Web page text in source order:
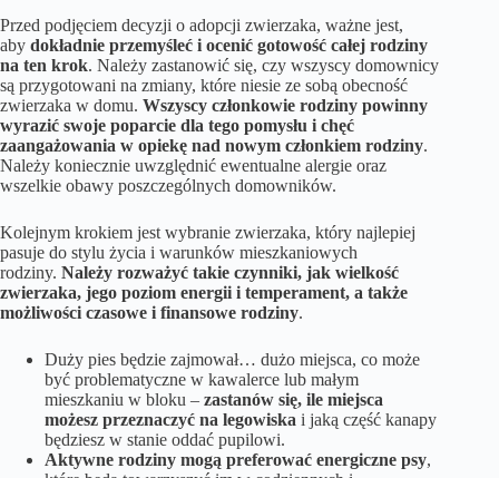
Przed podjęciem decyzji o adopcji zwierzaka, ważne jest,
aby dokładnie przemyśleć i ocenić gotowość całej rodziny
na ten krok. Należy zastanowić się, czy wszyscy domownicy
są przygotowani na zmiany, które niesie ze sobą obecność
zwierzaka w domu. Wszyscy członkowie rodziny powinny
wyrazić swoje poparcie dla tego pomysłu i chęć
zaangażowania w opiekę nad nowym członkiem rodziny.
Należy koniecznie uwzględnić ewentualne alergie oraz
wszelkie obawy poszczególnych domowników.
Kolejnym krokiem jest wybranie zwierzaka, który najlepiej
pasuje do stylu życia i warunków mieszkaniowych
rodziny. Należy rozważyć takie czynniki, jak wielkość
zwierzaka, jego poziom energii i temperament, a także
możliwości czasowe i finansowe rodziny.
Duży pies będzie zajmował… dużo miejsca, co może
być problematyczne w kawalerce lub małym
mieszkaniu w bloku – zastanów się, ile miejsca
możesz przeznaczyć na legowiska i jaką część kanapy
będziesz w stanie oddać pupilowi.
Aktywne rodziny mogą preferować energiczne psy,